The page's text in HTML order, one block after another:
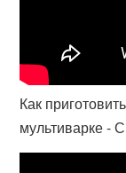
Как
мультиварке -